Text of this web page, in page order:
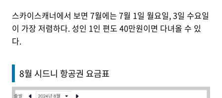
스카이스캐너에서 보면 7월에는 7월 1일 월요일, 3일 수요일
이 가장 저렴하다. 성인 1인 편도 40만원이면 다녀올 수 있
다.
8월 시드니 항공권 요금표